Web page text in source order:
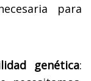
para
genética: